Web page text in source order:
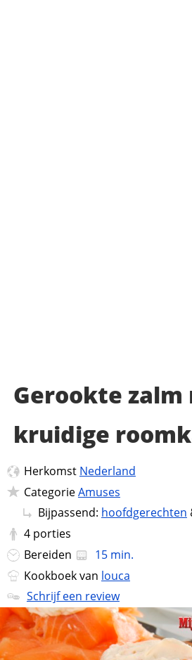
Gerookte zalm
kruidige
Herkomst Nederland
CategorieAmuses
Bijpassend: hoofdgerechten
4 porties
Bereiden
15 min.
Kookboek van louca
Schrijf een review